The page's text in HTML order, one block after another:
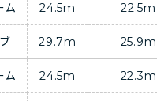
ム 24.5m
22.5m
29.7m 25.9m
ム 24.5m
22.3m